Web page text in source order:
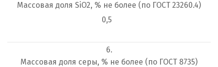
Массовая доля SiO2, % не более (по ГОСТ 23260.4)
0,5
6.
Массовая доля серы, % не более (по ГОСТ 8735)